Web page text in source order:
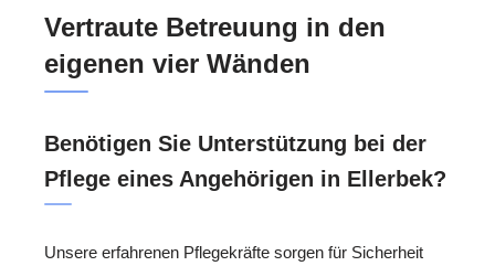
Vertraute Betreuung in den
eigenen vier Wänden
Benötigen Sie Unterstützung bei der
Pflege eines Angehörigen in Ellerbek?
Unsere erfahrenen Pflegekräfte sorgen für Sicherheit